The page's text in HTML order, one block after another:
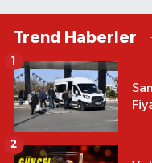
Trend Haberler
1
2